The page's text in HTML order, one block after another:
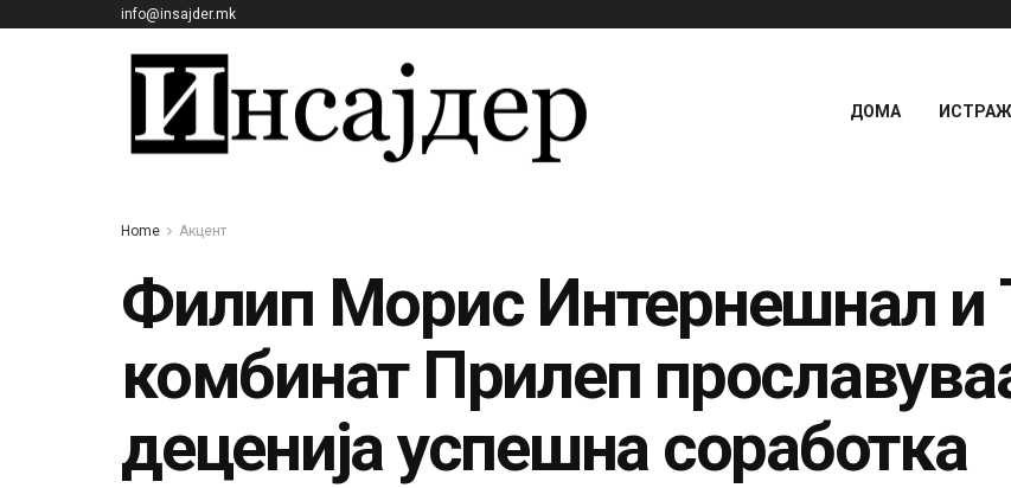
info@insajder.mk
ДОМА
Home Акцент
Филип Морис Интернешнал и
комбинат Прилеп
деценија успешна соработка